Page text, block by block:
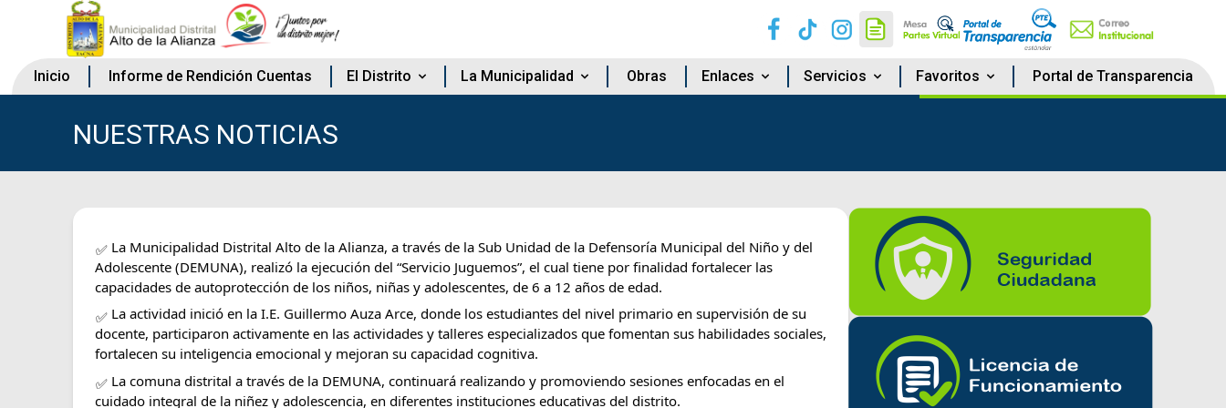
Inicio Informe de Rendición Cuentas El Distrito La Municipalidad Obras Enlaces Servicios Favoritos Portal de Transparencia
NUESTRAS NOTICIAS
La Municipalidad Distrital Alto de la Alianza, a través de la Sub Unidad de la Defensoría Municipal del Niño y del
Adolescente (DEMUNA), realizó la ejecución del “Servicio Juguemos”, el cual tiene por finalidad fortalecer las
capacidades de autoprotección de los niños, niñas y adolescentes, de 6 a 12 años de edad.
La actividad inició en la I.E. Guillermo Auza Arce, donde los estudiantes del nivel primario en supervisión de su
docente, participaron activamente en las actividades y talleres especializados que fomentan sus habilidades sociales,
fortalecen su inteligencia emocional y mejoran su capacidad cognitiva.
La comuna distrital a través de la DEMUNA, continuará realizando y promoviendo sesiones enfocadas en el
cuidado integral de la niñez y adolescencia, en diferentes instituciones educativas del distrito.